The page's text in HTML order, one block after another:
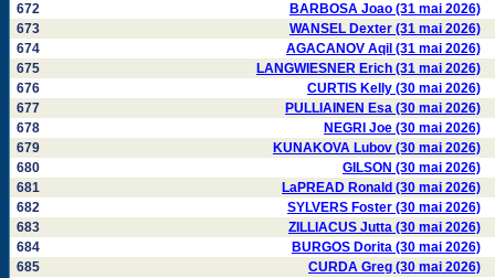
672
BARBOSA Joao (31 mai 2026)
673
WANSEL Dexter (31 mai 2026)
674
AGACANOV Aqil (31 mai 2026)
675
LANGWIESNER Erich (31 mai 2026)
676
CURTIS Kelly (30 mai 2026)
677
PULLIAINEN Esa (30 mai 2026)
678
NEGRI Joe (30 mai 2026)
679
KUNAKOVA Lubov (30 mai 2026)
680
GILSON (30 mai 2026)
681
LaPREAD Ronald (30 mai 2026)
682
SYLVERS Foster (30 mai 2026)
683
ZILLIACUS Jutta (30 mai 2026)
684
BURGOS Dorita (30 mai 2026)
685
CURDA Greg (30 mai 2026)